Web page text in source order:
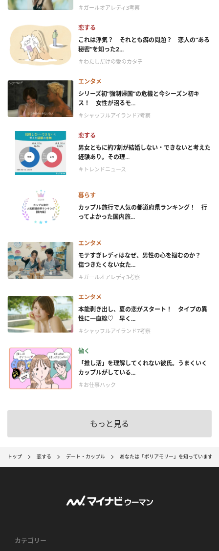
＃ガールオアレディ3考察
恋する
これは浮気？ それとも癖の問題？ 恋人の“ある
秘密”を知った2...
＃わたしだけの愛のカタチ
エンタメ
シリーズ初“強制帰国”の危機と今シーズン初キ
ス！ 女性が沼るモ...
＃シャッフルアイランド7考察
恋する
男女ともに約7割が結婚しない・できないと考えた
経験あり。その理...
＃トレンドニュース
暮らす
カップル旅行で人気の都道府県ランキング！ 行
ってよかった国内旅...
エンタメ
モテすぎレディはなぜ、男性の心を掴むのか？
傷つきたくない女た...
＃ガールオアレディ3考察
エンタメ
本能剥き出し、夏の恋がスタート！ タイプの異
性に一直線♡ 早く...
＃シャッフルアイランド7考察
働く
「推し活」を理解してくれない彼氏。うまくいく
カップルがしている...
＃お仕事ハック
もっと見る
トップ 恋する デート・カップル あなたは「ポリアモリー」を知っていま
カテゴリー